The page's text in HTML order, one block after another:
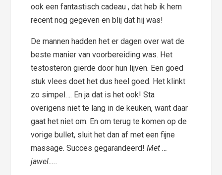
ook een fantastisch cadeau , dat heb ik hem
recent nog gegeven en blij dat hij was!
De mannen hadden het er dagen over wat de
beste manier van voorbereiding was. Het
testosteron gierde door hun lijven. Een goed
stuk vlees doet het dus heel goed. Het klinkt
zo simpel…. En ja dat is het ook! Sta
overigens niet te lang in de keuken, want daar
gaat het niet om. En om terug te komen op de
vorige bullet, sluit het dan af met een fijne
massage. Succes gegarandeerd!Met …
jawel…..